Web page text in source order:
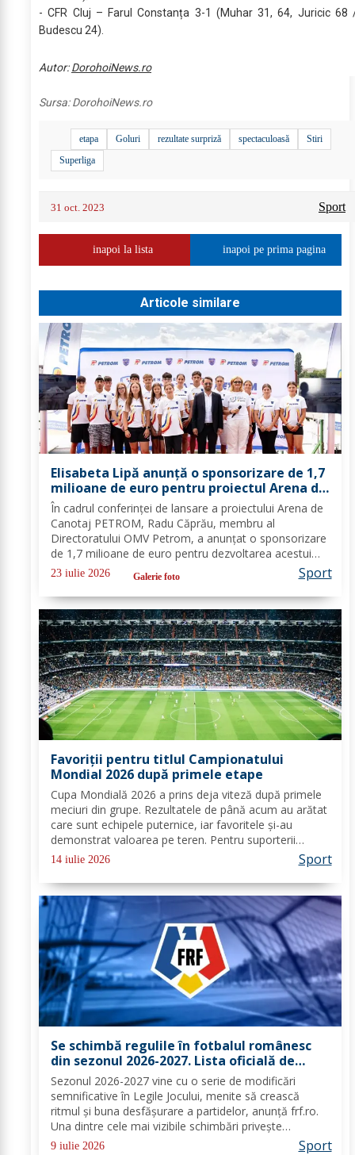
- CFR Cluj – Farul Constanța 3-1 (Muhar 31, 64, Juricic 68
Budescu 24).
Autor:DorohoiNews.ro
Sursa:DorohoiNews.ro
etapa Goluri rezultate surpriză spectaculoasă
Stiri
Superliga
31 oct. 2023 Sport
inapoi la lista inapoi pe prima pagina
Articole similare
Elisabeta Lipă anunță o sponsorizare de 1,7
milioane de euro pentru proiectul Arena de
Canotaj PETROM
În cadrul conferinței de lansare a proiectului Arena de
Canotaj PETROM, Radu Căprău, membru al
Directoratului OMV Petrom, a anunțat o sponsorizare
de 1,7 milioane de euro pentru dezvoltarea acestui
proiect de mare însemnătate pentru canotajul și
sportul românesc. Investiția completează...
23 iulie 2026 Galerie foto Sport
Favoriții pentru titlul Campionatului
Mondial 2026 după primele etape
Cupa Mondială 2026 a prins deja viteză după primele
meciuri din grupe. Rezultatele de până acum au arătat
care sunt echipele puternice, iar favoritele și-au
demonstrat valoarea pe teren. Pentru suporterii
români care urmăresc cu sufletul la gură fiecare
14 iulie 2026 Sport
Se schimbă regulile în fotbalul românesc
din sezonul 2026-2027. Lista oficială de
modificări prezentată de FRF
Sezonul 2026-2027 vine cu o serie de modificări
semnificative în Legile Jocului, menite să crească
ritmul şi buna desfăşurare a partidelor, anunţă frf.ro.
Una dintre cele mai vizibile schimbări priveşte
procedura înlocuirilor: jucătorii înlocuiţi au la dispoziţie
9 iulie 2026 Sport